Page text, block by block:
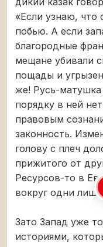
«Если узнаю, что
побью. А если
благородные
мещане убивали
пощады и
же! Русь-
порядку в ней
правовым
законность.
голову с плеч
прижитого от
Ресурсов-то в
вокруг одни
Зато Запад уже
историями,